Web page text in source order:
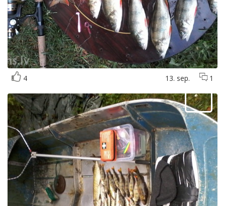
4 13. sep. 1